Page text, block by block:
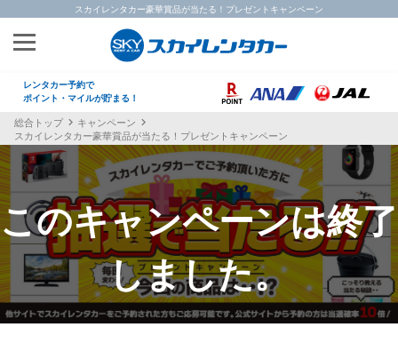
スカイレンタカー豪華賞品が当たる！プレゼントキャンペーン
レンタカー予約で
ポイント・マイルが貯まる！
総合トップ
キャンペーン
スカイレンタカー豪華賞品が当たる！プレゼントキャンペーン